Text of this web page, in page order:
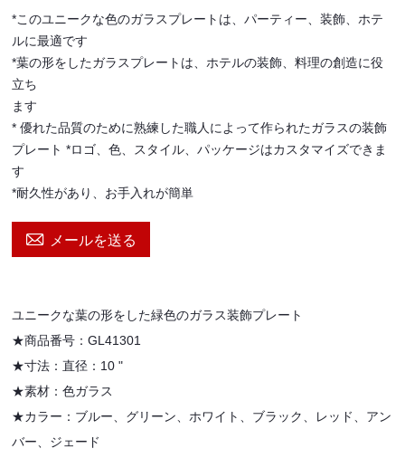
*このユニークな色のガラスプレートは、パーティー、装飾、ホテ
ルに最適です
*葉の形をしたガラスプレートは、ホテルの装飾、料理の創造に役
立ち
ます
* 優れた品質のために熟練した職人によって作られたガラスの装飾
プレート *ロゴ、色、スタイル、パッケージはカスタマイズできま
す
*耐久性があり、お手入れが簡単
 メールを送る
ユニークな葉の形をした緑色のガラス装飾プレート
★商品番号：GL41301
★寸法：直径：10 "
★素材：色ガラス
★カラー：ブルー、グリーン、ホワイト、ブラック、レッド、アン
バー、ジェード